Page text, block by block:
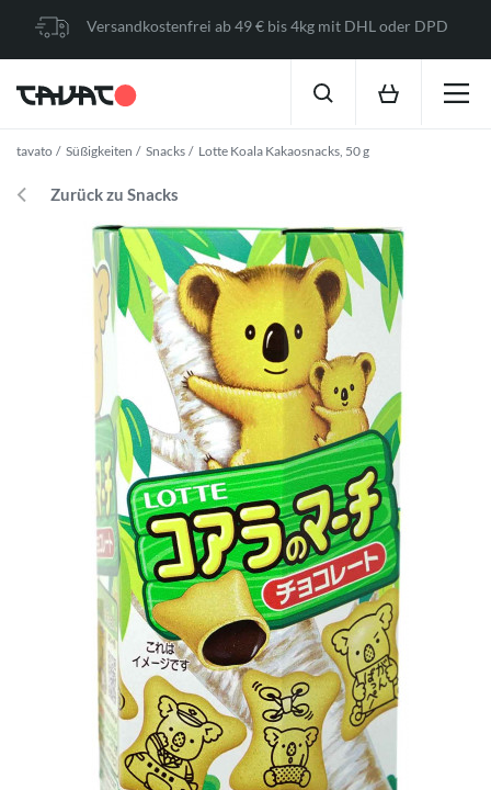
Versandkostenfrei ab 49 € bis 4kg mit DHL oder DPD
tavato Süßigkeiten Snacks Lotte Koala Kakaosnacks, 50 g
Zurück zu Snacks